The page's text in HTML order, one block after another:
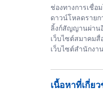
ช่องทางการเชื่อ
ดาวน์โหลดรายก
ลิ้งก์สัญญานผ่านอิ
เว็บไซต์สมาคมสื่
เว็บไซต์สำนักงา
เนื้อหาที่เกี่ย